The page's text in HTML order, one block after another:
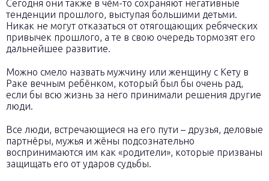
Сегодня они также в чём-то сохраняют негативные
тенденции прошлого, выступая большими детьми.
Никак не могут отказаться от отягощающих ребяческих
привычек прошлого, а те в свою очередь тормозят его
дальнейшее развитие.
Можно смело назвать мужчину или женщину с Кету в
Раке вечным ребёнком, который был бы очень рад,
если бы всю жизнь за него принимали решения другие
люди.
Все люди, встречающиеся на его пути – друзья, деловые
партнёры, мужья и жёны подсознательно
воспринимаются им как «родители», которые призваны
защищать его от ударов судьбы.